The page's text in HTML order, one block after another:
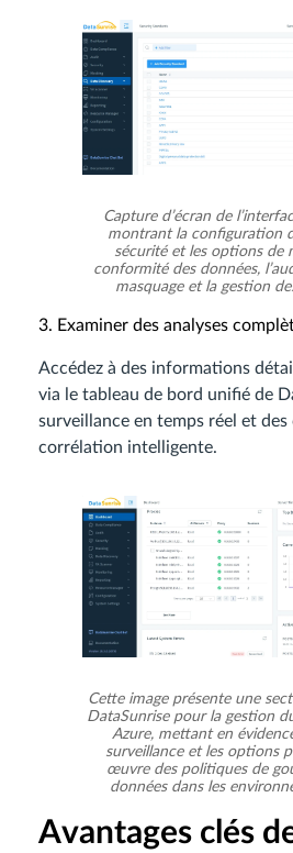
Capture d’écran de
montrant la configuration
sécurité et les options de
conformité des données,
masquage et la gestion
3. Examiner des analyses
Accédez à des informations
via le tableau de bord unifié de
surveillance en temps réel et des
corrélation intelligente.
Cette image présente une
DataSunrise pour la gestion
Azure, mettant en
surveillance et les options
œuvre des politiques de
données dans les
Avantages clés